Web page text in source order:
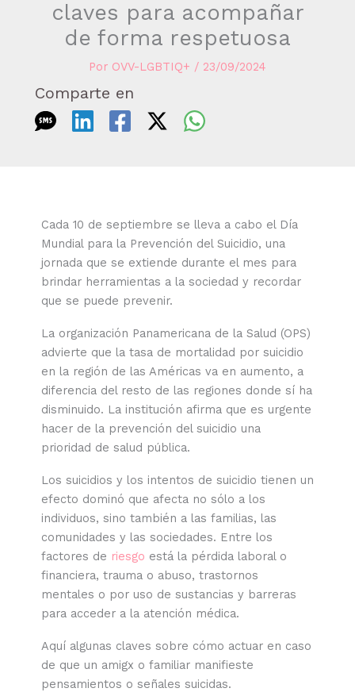
claves para acompañar
de forma respetuosa
Por OVV-LGBTIQ+ / 23/09/2024
Comparte en
Cada 10 de septiembre se lleva a cabo el Día
Mundial para la Prevención del Suicidio, una
jornada que se extiende durante el mes para
brindar herramientas a la sociedad y recordar
que se puede prevenir.
La organización Panamericana de la Salud (OPS)
advierte que la tasa de mortalidad por suicidio
en la región de las Américas va en aumento, a
diferencia del resto de las regiones donde sí ha
disminuido. La institución afirma que es urgente
hacer de la prevención del suicidio una
prioridad de salud pública.
Los suicidios y los intentos de suicidio tienen un
efecto dominó que afecta no sólo a los
individuos, sino también a las familias, las
comunidades y las sociedades. Entre los
factores de riesgo está la pérdida laboral o
financiera, trauma o abuso, trastornos
mentales o por uso de sustancias y barreras
para acceder a la atención médica.
Aquí algunas claves sobre cómo actuar en caso
de que un amigx o familiar manifieste
pensamientos o señales suicidas.